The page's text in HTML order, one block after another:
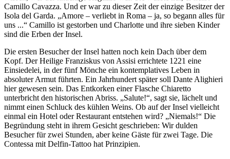
Camillo Cavazza. Und er war zu dieser Zeit der einzige Besitzer der
Isola del Garda. „Amore – verliebt in Roma – ja, so begann alles für
uns ...“ Camillo ist gestorben und Charlotte und ihre sieben Kinder
sind die Erben der Insel.
Die ersten Besucher der Insel hatten noch kein Dach über dem
Kopf. Der Heilige Franziskus von Assisi errichtete 1221 eine
Einsiedelei, in der fünf Mönche ein kontemplatives Leben in
absoluter Armut führten. Ein Jahrhundert später soll Dante Alighieri
hier gewesen sein. Das Entkorken einer Flasche Chiaretto
unterbricht den historischen Abriss. „Salute!“, sagt sie, lächelt und
nimmt einen Schluck des kühlen Weins. Ob auf der Insel vielleicht
einmal ein Hotel oder Restaurant entstehen wird? „Niemals!“ Die
Begründung steht in ihrem Gesicht geschrieben: Wir dulden
Besucher für zwei Stunden, aber keine Gäste für zwei Tage. Die
Contessa mit Delfin-Tattoo hat Prinzipien.